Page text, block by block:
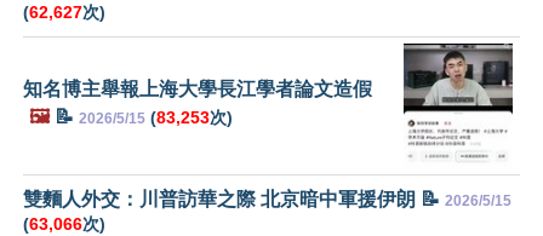
(62,627次)
知名博主舉報上海大學長江學者論文造假
🖼️📝 2026/5/15 (83,253次)
雙麵人外交：川普訪華之際 北京暗中軍援伊朗 📝 2026/5/15
(63,066次)